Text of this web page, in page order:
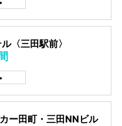
〈三田駅前〉
ー田町・三田NNビル